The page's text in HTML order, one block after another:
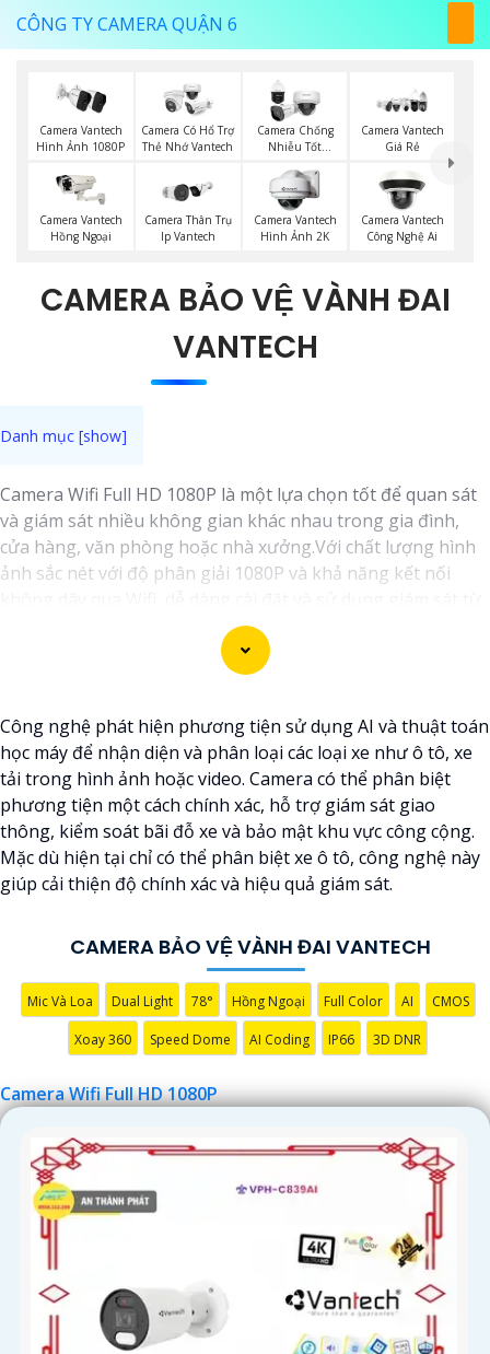
CÔNG TY CAMERA QUẬN 6
Camera Vantech
Hình Ảnh 1080P
Camera Có Hổ Trợ
Thẻ Nhớ Vantech
Camera Chống
Nhiễu Tốt
Camera Vantech
Giá Rẻ
Camera Vantech
Hồng Ngoại
Camera Thân Trụ
Ip Vantech
Camera Vantech
Hình Ảnh 2K
Camera Vantech
Công Nghệ Ai
CAMERA BẢO VỆ VÀNH ĐAI
VANTECH
Camera Wifi Full HD 1080P là một lựa chọn tốt để quan sát
và giám sát nhiều không gian khác nhau trong gia đình,
cửa hàng, văn phòng hoặc nhà xưởng.Với chất lượng hình
ảnh sắc nét với độ phân giải 1080P và khả năng kết nối
xa thông qua ứng dụng trên điện thoại hoặc máy tính.
Công nghệ phát hiện phương tiện sử dụng AI và thuật toán
học máy để nhận diện và phân loại các loại xe như ô tô, xe
tải trong hình ảnh hoặc video. Camera có thể phân biệt
phương tiện một cách chính xác, hỗ trợ giám sát giao
thông, kiểm soát bãi đỗ xe và bảo mật khu vực công cộng.
Mặc dù hiện tại chỉ có thể phân biệt xe ô tô, công nghệ này
giúp cải thiện độ chính xác và hiệu quả giám sát.
CAMERA BẢO VỆ VÀNH ĐAI VANTECH
Mic Và Loa Dual Light 78° Hồng Ngoại Full Color AI CMOS
Xoay 360 Speed Dome AI Coding IP66 3D DNR
Camera Wifi Full HD 1080P